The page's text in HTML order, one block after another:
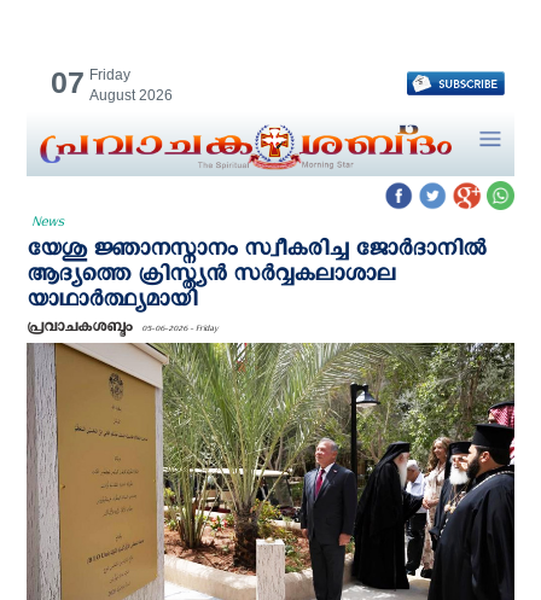
07 Friday
August 2026
News
യേശു ജ്ഞാനസ്നാനം സ്വീകരിച്ച ജോർദാനിൽ
ആദ്യത്തെ ക്രിസ്ത്യൻ സർവ്വകലാശാല
യാഥാര്‍ത്ഥ്യമായി
പ്രവാചകശബ്ദം 05-06-2026 - Friday